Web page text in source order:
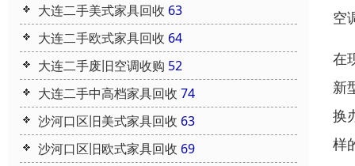
大连二手美式家具回收 63
大连二手欧式家具回收 64
大连二手废旧空调收购 52
大连二手中高档家具回收 74
沙河口区旧美式家具回收 63
沙河口区旧欧式家具回收 69
空
在
新
换
样